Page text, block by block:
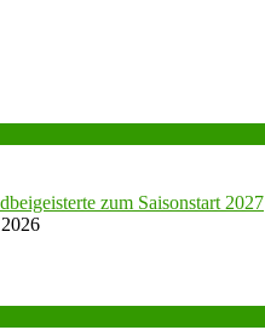
zum Saisonstart 2027